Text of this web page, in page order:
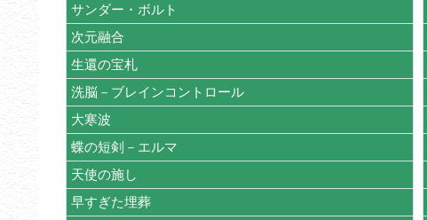
サンダー・ボルト
次元融合
生還の宝札
洗脳－ブレインコントロール
大寒波
蝶の短剣－エルマ
天使の施し
早すぎた埋葬